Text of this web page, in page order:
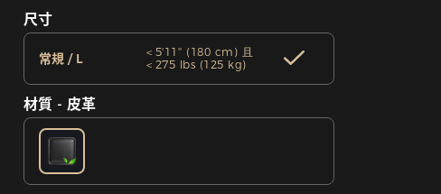
尺寸
常規 / L
＜5'11'' (180 cm) 且
＜275 lbs (125 kg)
材質 - 皮革